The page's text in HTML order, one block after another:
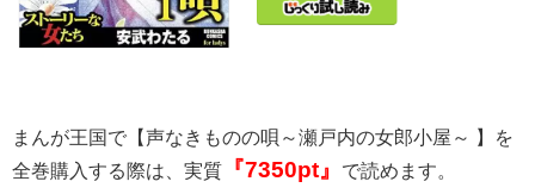
まんが王国で【声なきものの唄～瀬戸内の女郎小屋～ 】を
全巻購入する際は、実質 『7350pt』 で読めます。